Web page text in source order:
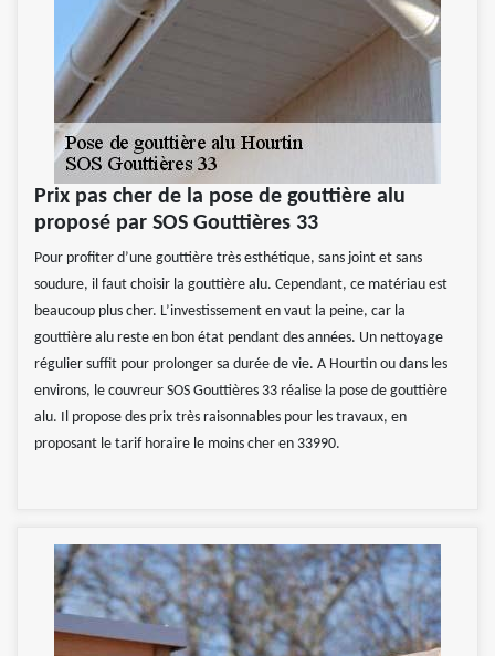
Prix pas cher de la pose de gouttière alu
proposé par SOS Gouttières 33
Pour profiter d’une gouttière très esthétique, sans joint et sans
soudure, il faut choisir la gouttière alu. Cependant, ce matériau est
beaucoup plus cher. L’investissement en vaut la peine, car la
gouttière alu reste en bon état pendant des années. Un nettoyage
régulier suffit pour prolonger sa durée de vie. A Hourtin ou dans les
environs, le couvreur SOS Gouttières 33 réalise la pose de gouttière
alu. Il propose des prix très raisonnables pour les travaux, en
proposant le tarif horaire le moins cher en 33990.